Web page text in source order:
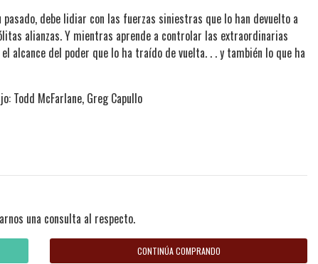
debe lidiar con las fuerzas siniestras que lo han devuelto a
alianzas. Y mientras aprende a controlar las extraordinarias
alcance del poder que lo ha traído de vuelta. . . y también lo que ha
Todd McFarlane, Greg Capullo
una consulta al respecto.
CONTINÚA COMPRANDO